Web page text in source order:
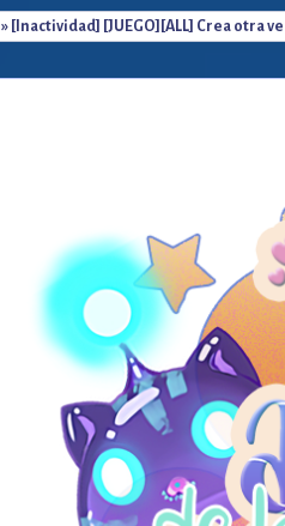
» [Inactividad] [JUEGO][ALL] Crea otra